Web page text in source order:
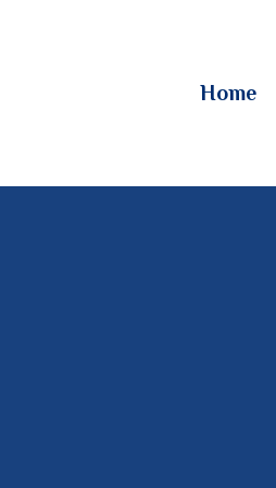
Home
MPE TV